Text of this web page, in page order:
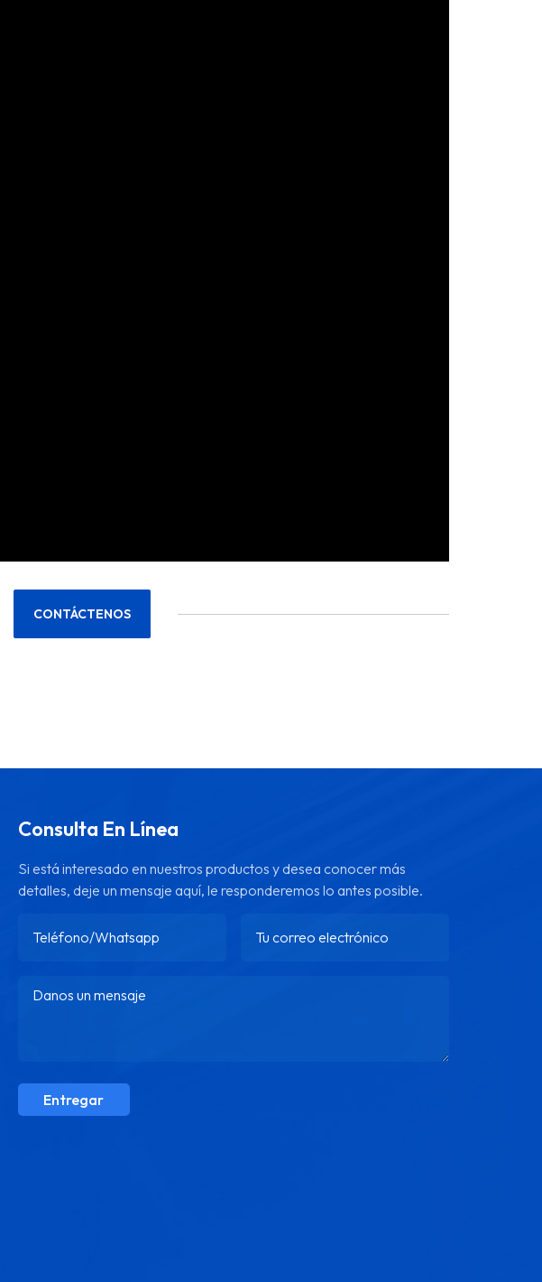
CONTÁCTENOS
Consulta En Línea
Si está interesado en nuestros productos y desea conocer más
detalles, deje un mensaje aquí, le responderemos lo antes posible.
Entregar